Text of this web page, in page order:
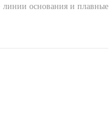
линии основания и плавные